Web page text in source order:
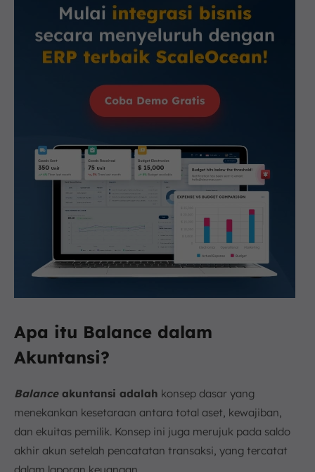
Apa itu Balance dalam
Akuntansi?
Balanceakuntansi adalah konsep dasar yang
menekankan kesetaraan antara total aset, kewajiban,
dan ekuitas pemilik. Konsep ini juga merujuk pada saldo
akhir akun setelah pencatatan transaksi, yang tercatat